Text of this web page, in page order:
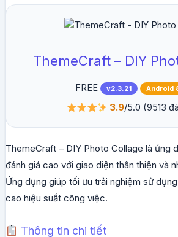
ThemeCraft – DIY
FREE v2.3.21 Android
3.9/5.0 (9513
ThemeCraft – DIY Photo Collage là ứng
đánh giá cao với giao diện thân thiện và
Ứng dụng giúp tối ưu trải nghiệm sử
cao hiệu suất công việc.
Thông tin chi tiết